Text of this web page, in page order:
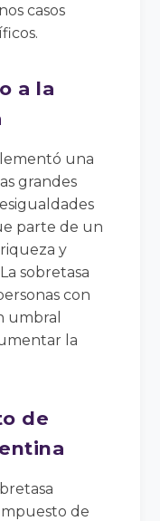
casos
a la
una
grandes
parte de un
y
sobretasa
con
umbral
la
de
de